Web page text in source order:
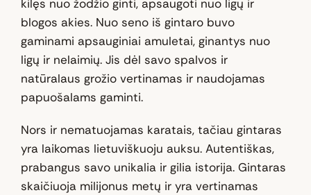
kilęs nuo žodžio ginti, apsaugoti nuo ligų ir
blogos akies. Nuo seno iš gintaro buvo
gaminami apsauginiai amuletai, ginantys nuo
ligų ir nelaimių. Jis dėl savo spalvos ir
natūralaus grožio vertinamas ir naudojamas
papuošalams gaminti.
Nors ir nematuojamas karatais, tačiau gintaras
yra laikomas lietuviškuoju auksu. Autentiškas,
prabangus savo unikalia ir gilia istorija. Gintaras
skaičiuoja milijonus metų ir yra vertinamas